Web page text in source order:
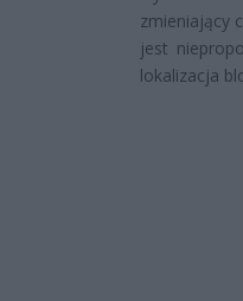
zmieniający
jest
lokalizacja